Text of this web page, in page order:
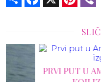
PRVI PUT U AMERICI: